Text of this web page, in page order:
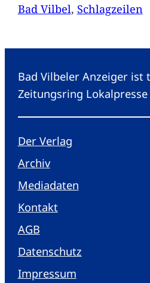
Bad Vilbel, Schlagzeilen
Bad Vilbeler Anzeiger ist
Zeitungsring
Der Verlag
Archiv
Mediadaten
Kontakt
AGB
Datenschutz
Impressum